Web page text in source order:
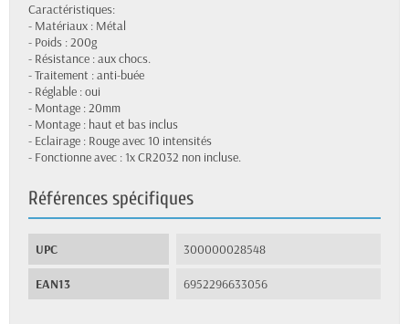
Caractéristiques:
- Matériaux : Métal
- Poids : 200g
- Résistance : aux chocs.
- Traitement : anti-buée
- Réglable : oui
- Montage : 20mm
- Montage : haut et bas inclus
- Eclairage : Rouge avec 10 intensités
- Fonctionne avec : 1x CR2032 non incluse.
Références spécifiques
UPC 300000028548
EAN13 6952296633056